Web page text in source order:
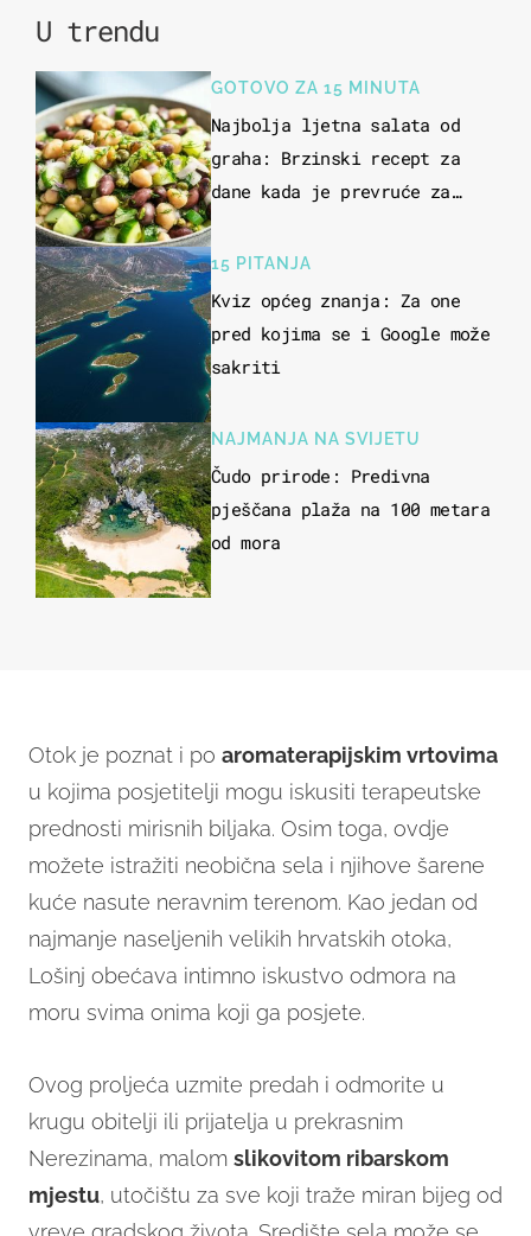
U trendu
GOTOVO ZA 15 MINUTA
Najbolja ljetna salata od
graha: Brzinski recept za
dane kada je prevruće za
15 PITANJA
Kviz općeg znanja: Za one
pred kojima se i Google može
sakriti
NAJMANJA NA SVIJETU
Čudo prirode: Predivna
pješčana plaža na 100 metara
od mora
Otok je poznat i po aromaterapijskim vrtovima
u kojima posjetitelji mogu iskusiti terapeutske
prednosti mirisnih biljaka. Osim toga, ovdje
možete istražiti neobična sela i njihove šarene
kuće nasute neravnim terenom. Kao jedan od
najmanje naseljenih velikih hrvatskih otoka,
Lošinj obećava intimno iskustvo odmora na
moru svima onima koji ga posjete.
Ovog proljeća uzmite predah i odmorite u
krugu obitelji ili prijatelja u prekrasnim
Nerezinama, malom slikovitom ribarskom
mjestu, utočištu za sve koji traže miran bijeg od